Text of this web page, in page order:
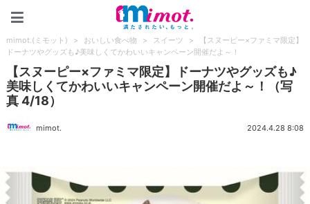
mimot.(ミモット) > おいしい食べ物 > スイーツ >
【スヌーピー×ファミマ限定】
ドーナツやグッズも♪美味しくてかわいいキャンペーン開催だよ～！
【スヌーピー×ファミマ限定】ドーナツやグッズも♪
美味しくてかわいいキャンペーン開催だよ～！（写
真 4/18）
mimot. 2024.4.28 8:08